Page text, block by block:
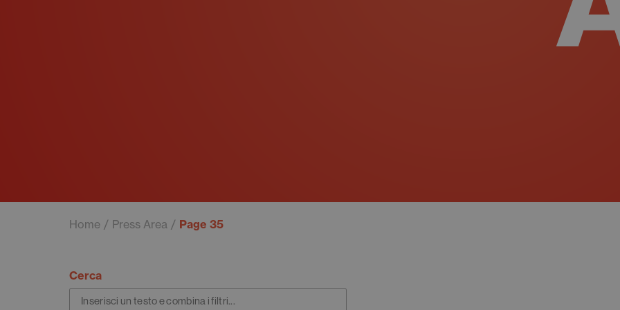
Home Press Area Page 35
Cerca